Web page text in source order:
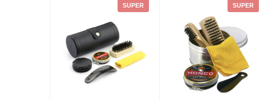
SUPER SUPER